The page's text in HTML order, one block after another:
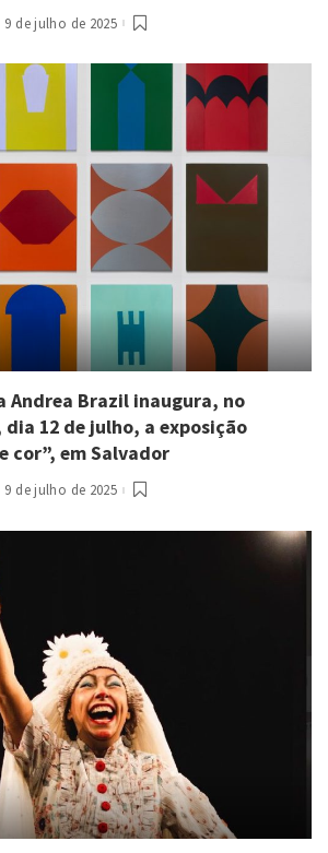
9 de julho de 2025
Brazil inaugura, no
12 de julho, a exposição
cor”, em Salvador
9 de julho de 2025